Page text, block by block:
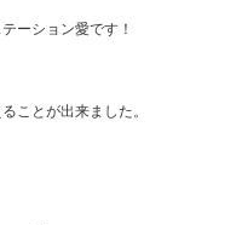
ーション愛です！
ことが出来ました。